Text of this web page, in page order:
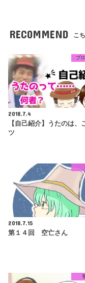
RECOMMEND こ
プ
2018.7.4
【自己紹介】うたのは、
ツ
2018.7.15
第１４回 空亡さん